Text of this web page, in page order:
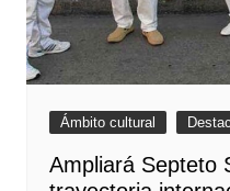
Ámbito cultural
Ampliará Septeto